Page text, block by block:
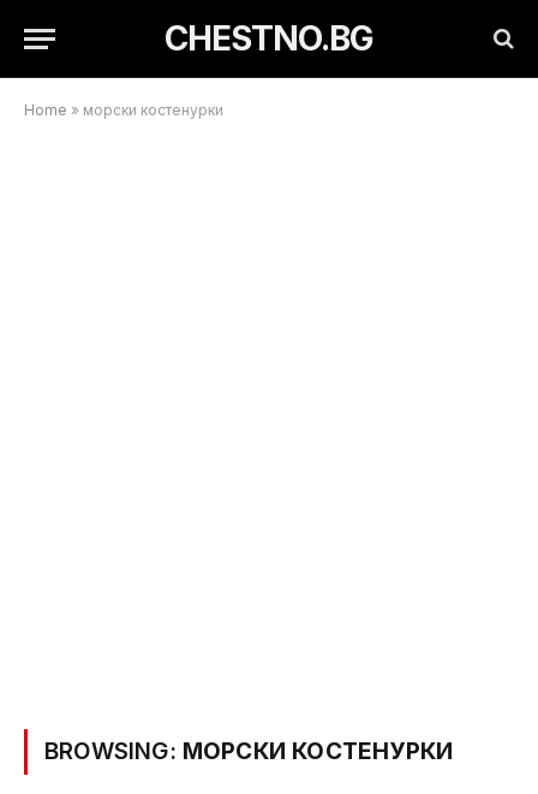
CHESTNO.BG
Home » морски костенурки
BROWSING: МОРСКИ КОСТЕНУРКИ